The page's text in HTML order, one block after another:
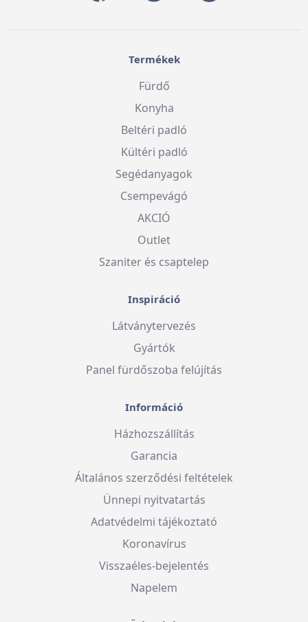
Termékek
Fürdő
Konyha
Beltéri padló
Kültéri padló
Segédanyagok
Csempevágó
AKCIÓ
Outlet
Szaniter és csaptelep
Inspiráció
Látványtervezés
Gyártók
Panel fürdőszoba felújítás
Információ
Házhozszállítás
Garancia
Általános szerződési feltételek
Ünnepi nyitvatartás
Adatvédelmi tájékoztató
Koronavírus
Visszaéles-bejelentés
Napelem